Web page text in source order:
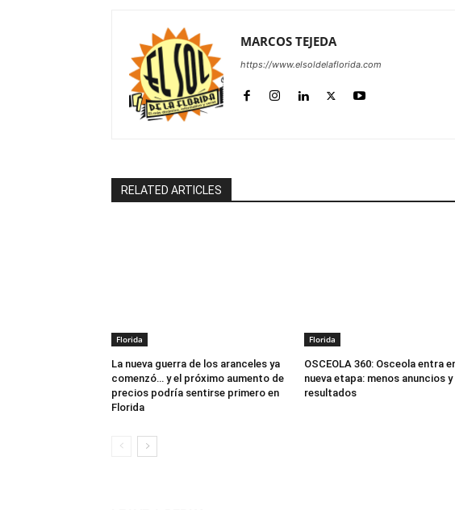
MARCOS TEJEDA
https://www.elsoldelaflorida.com
RELATED ARTICLES
Florida
La nueva guerra de los aranceles ya
comenzó… y el próximo aumento de
precios podría sentirse primero en
Florida
Florida
OSCEOLA 360: Osceola entra
nueva etapa: menos anuncios y
resultados